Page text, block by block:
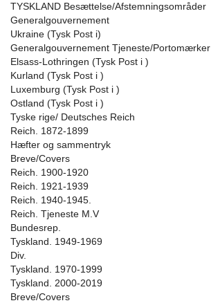
TYSKLAND Besættelse/Afstemningsområder
Generalgouvernement
Ukraine (Tysk Post i)
Generalgouvernement Tjeneste/Portomærker
Elsass-Lothringen (Tysk Post i )
Kurland (Tysk Post i )
Luxemburg (Tysk Post i )
Ostland (Tysk Post i )
Tyske rige/ Deutsches Reich
Reich. 1872-1899
Hæfter og sammentryk
Breve/Covers
Reich. 1900-1920
Reich. 1921-1939
Reich. 1940-1945.
Reich. Tjeneste M.V
Bundesrep.
Tyskland. 1949-1969
Div.
Tyskland. 1970-1999
Tyskland. 2000-2019
Breve/Covers